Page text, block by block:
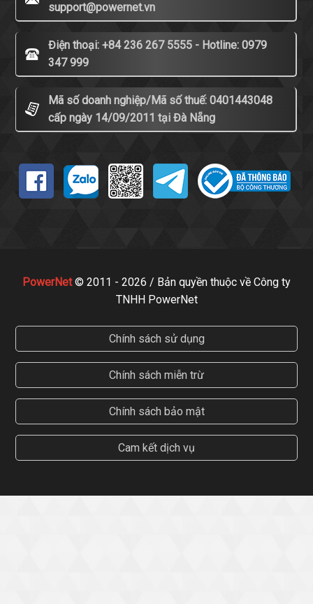
support@powernet.vn
Điện thoại: +84 236 267 5555 - Hotline: 0979
347 999
Mã số doanh nghiệp/Mã số thuế: 0401443048
cấp ngày 14/09/2011 tại Đà Nẵng
PowerNet© 2011 - 2026 / Bản quyền thuộc về Công ty
TNHH PowerNet
Chính sách sử dụng
Chính sách miễn trừ
Chính sách bảo mật
Cam kết dịch vụ